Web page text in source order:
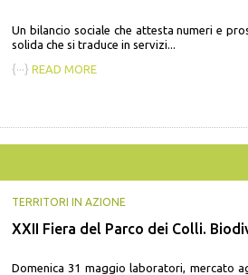
Un bilancio sociale che attesta numeri e
solida che si traduce in servizi...
{···} READ MORE
TERRITORI IN AZIONE
XXII Fiera del Parco dei Colli.
Domenica 31 maggio laboratori, mercato